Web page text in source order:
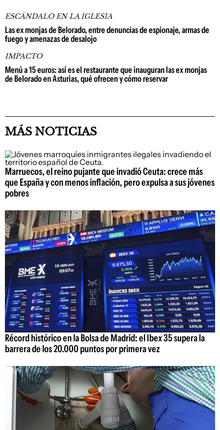
ESCÁNDALO EN LA IGLESIA
Las ex monjas de Belorado, entre denuncias de espionaje, armas de
fuego y amenazas de desalojo
IMPACTO
Menú a 15 euros: así es el restaurante que inauguran las ex monjas
de Belorado en Asturias, qué ofrecen y cómo reservar
MÁS NOTICIAS
Marruecos, el reino pujante que invadió Ceuta: crece más
que España y con menos inflación, pero expulsa a sus jóvenes
pobres
Récord histórico en la Bolsa de Madrid: el Ibex 35 supera la
barrera de los 20.000 puntos por primera vez